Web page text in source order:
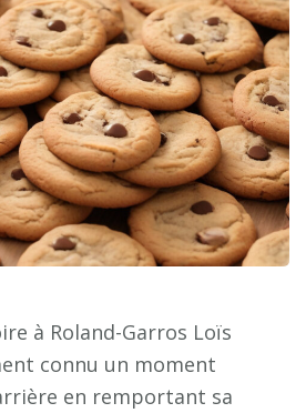
à Roland-Garros Loïs
connu un moment
en remportant sa